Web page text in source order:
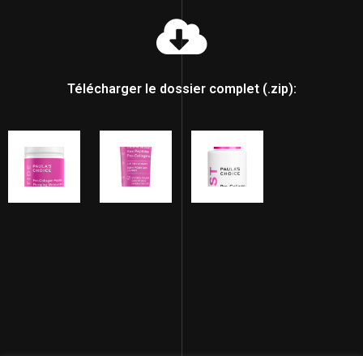
Télécharger le dossier complet (.zip):